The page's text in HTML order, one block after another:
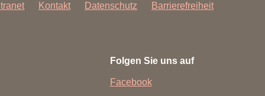
Kontakt Datenschutz Barrierefreiheit
Folgen Sie uns auf
Facebook